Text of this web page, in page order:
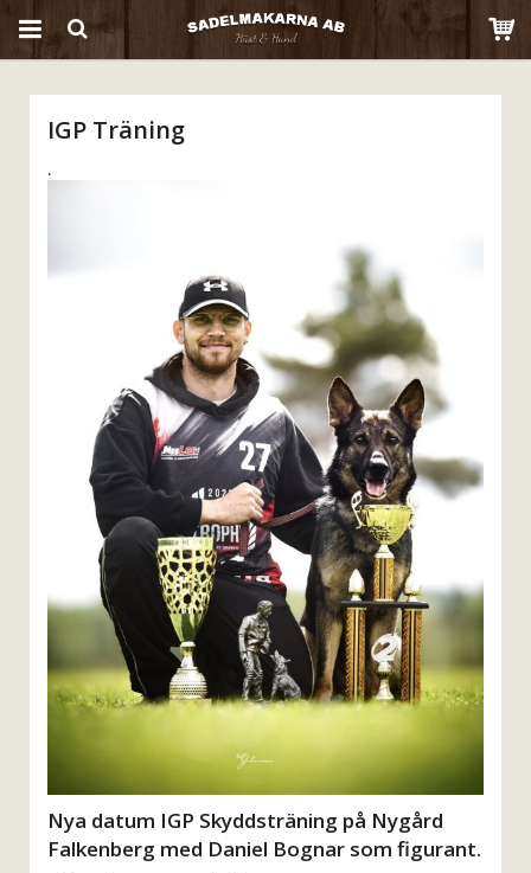
IGP Träning
.
Nya datum IGP Skyddsträning på Nygård
Falkenberg med Daniel Bognar som figurant.